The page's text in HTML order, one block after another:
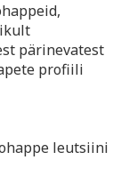
pärinevatest
profiili
leutsiini